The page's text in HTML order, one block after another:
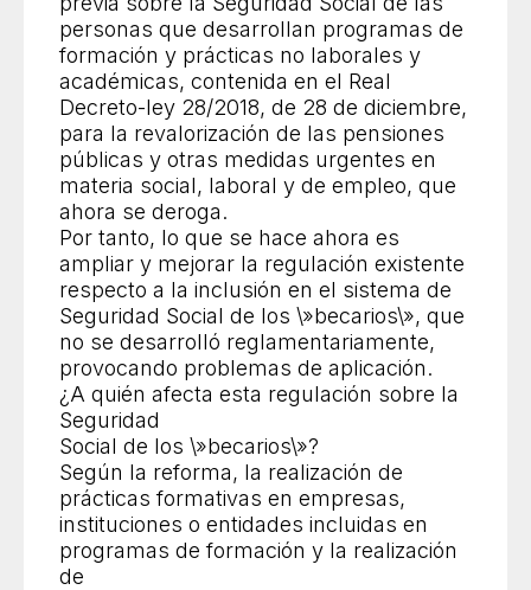
personas que desarrollan programas de
formación y prácticas no laborales y
académicas, contenida en el Real
Decreto-ley 28/2018, de 28 de diciembre,
para la revalorización de las pensiones
públicas y otras medidas urgentes en
materia social, laboral y de empleo, que
ahora se deroga.
Por tanto, lo que se hace ahora es
ampliar y mejorar la regulación existente
respecto a la inclusión en el sistema de
Seguridad Social de los \»becarios\», que
no se desarrolló reglamentariamente,
provocando problemas de aplicación.
¿A quién afecta esta regulación sobre la
Seguridad
Social de los \»becarios\»?
Según la reforma, la realización de
prácticas formativas en empresas,
instituciones o entidades incluidas en
programas de formación y la realización
de